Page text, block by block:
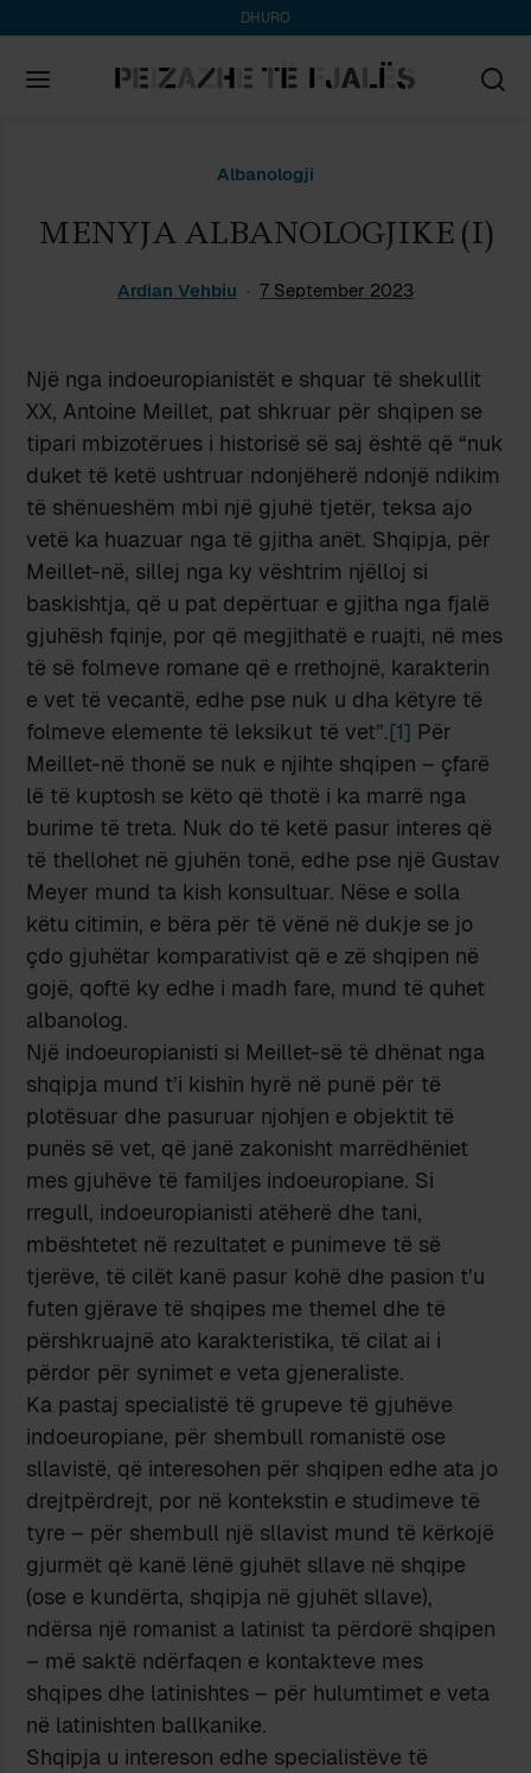
DHURO
Albanologji
MENYJA ALBANOLOGJIKE (I)
Ardian Vehbiu 7 September 2023
Një nga indoeuropianistët e shquar të shekullit
XX, Antoine Meillet, pat shkruar për shqipen se
tipari mbizotërues i historisë së saj është që “nuk
duket të ketë ushtruar ndonjëherë ndonjë ndikim
të shënueshëm mbi një gjuhë tjetër, teksa ajo
vetë ka huazuar nga të gjitha anët. Shqipja, për
Meillet-në, sillej nga ky vështrim njëlloj si
baskishtja, që u pat depërtuar e gjitha nga fjalë
gjuhësh fqinje, por që megjithatë e ruajti, në mes
të së folmeve romane që e rrethojnë, karakterin
e vet të vecantë, edhe pse nuk u dha këtyre të
folmeve elemente të leksikut të vet”.[1] Për
Meillet-në thonë se nuk e njihte shqipen – çfarë
lë të kuptosh se këto që thotë i ka marrë nga
burime të treta. Nuk do të ketë pasur interes që
të thellohet në gjuhën tonë, edhe pse një Gustav
Meyer mund ta kish konsultuar. Nëse e solla
këtu citimin, e bëra për të vënë në dukje se jo
çdo gjuhëtar komparativist që e zë shqipen në
gojë, qoftë ky edhe i madh fare, mund të quhet
albanolog.
Një indoeuropianisti si Meillet-së të dhënat nga
shqipja mund t’i kishin hyrë në punë për të
plotësuar dhe pasuruar njohjen e objektit të
punës së vet, që janë zakonisht marrëdhëniet
mes gjuhëve të familjes indoeuropiane. Si
rregull, indoeuropianisti atëherë dhe tani,
mbështetet në rezultatet e punimeve të së
tjerëve, të cilët kanë pasur kohë dhe pasion t’u
futen gjërave të shqipes me themel dhe të
përshkruajnë ato karakteristika, të cilat ai i
përdor për synimet e veta gjeneraliste.
Ka pastaj specialistë të grupeve të gjuhëve
indoeuropiane, për shembull romanistë ose
sllavistë, që interesohen për shqipen edhe ata jo
drejtpërdrejt, por në kontekstin e studimeve të
tyre – për shembull një sllavist mund të kërkojë
gjurmët që kanë lënë gjuhët sllave në shqipe
(ose e kundërta, shqipja në gjuhët sllave),
ndërsa një romanist a latinist ta përdorë shqipen
– më saktë ndërfaqen e kontakteve mes
shqipes dhe latinishtes – për hulumtimet e veta
në latinishten ballkanike.
Shqipja u intereson edhe specialistëve të